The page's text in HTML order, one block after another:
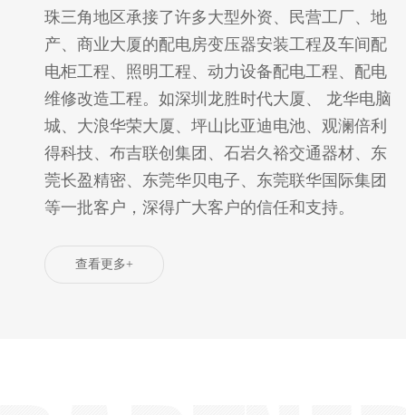
珠三角地区承接了许多大型外资、民营工厂、地
产、商业大厦的配电房变压器安装工程及车间配
电柜工程、照明工程、动力设备配电工程、配电
维修改造工程。如深圳龙胜时代大厦、 龙华电脑
城、大浪华荣大厦、坪山比亚迪电池、观澜倍利
得科技、布吉联创集团、石岩久裕交通器材、东
莞长盈精密、东莞华贝电子、东莞联华国际集团
等一批客户，深得广大客户的信任和支持。
查看更多+